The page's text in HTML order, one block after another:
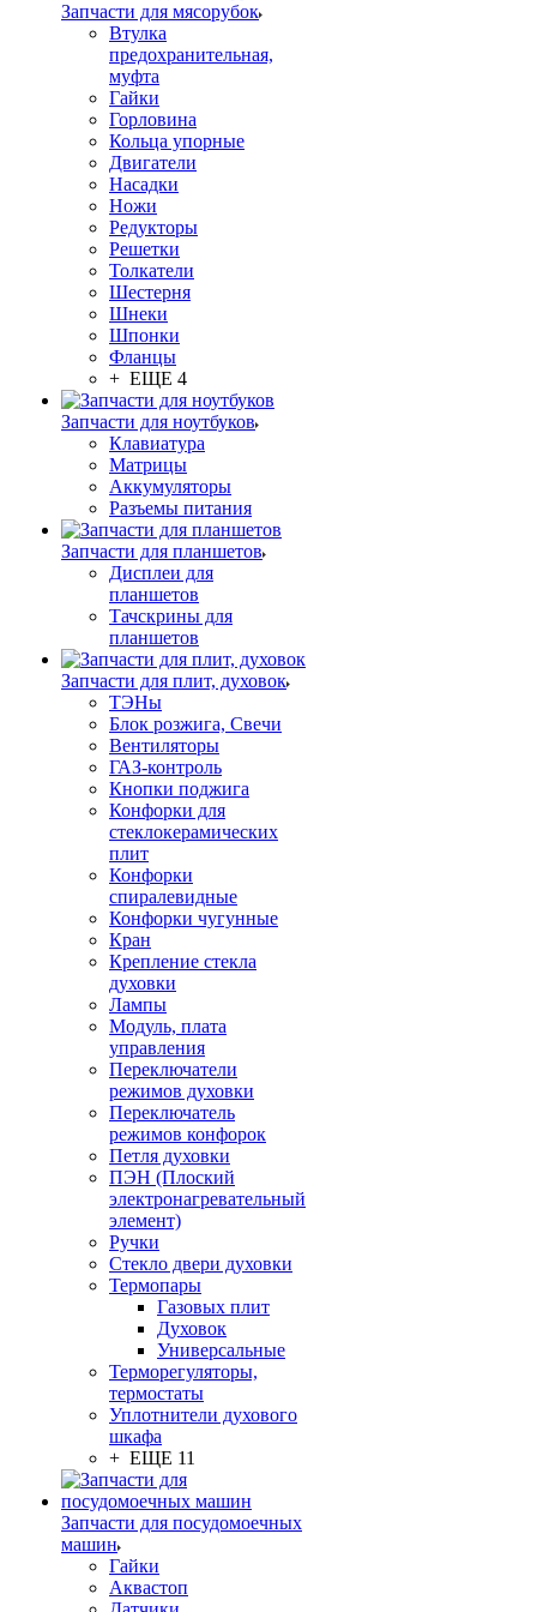
Запчасти для мясорубок
Втулка
предохранительная,
муфта
Гайки
Горловина
Кольца упорные
Двигатели
Насадки
Ножи
Редукторы
Решетки
Толкатели
Шестерня
Шнеки
Шпонки
Фланцы
+ ЕЩЕ 4
Запчасти для ноутбуков
Клавиатура
Матрицы
Аккумуляторы
Разъемы питания
Запчасти для планшетов
Дисплеи для
планшетов
Тачскрины для
планшетов
Запчасти для плит, духовок
ТЭНы
Блок розжига, Свечи
Вентиляторы
ГАЗ-контроль
Кнопки поджига
Конфорки для
стеклокерамических
плит
Конфорки
спиралевидные
Конфорки чугунные
Кран
Крепление стекла
духовки
Лампы
Модуль, плата
управления
Переключатели
режимов духовки
Переключатель
режимов конфорок
Петля духовки
ПЭН (Плоский
электронагревательный
элемент)
Ручки
Стекло двери духовки
Термопары
Газовых плит
Духовок
Универсальные
Терморегуляторы,
термостаты
Уплотнители духового
шкафа
+ ЕЩЕ 11
Запчасти для посудомоечных
машин
Гайки
Аквастоп